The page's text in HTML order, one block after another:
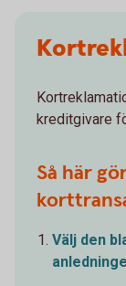
kreditgivare
Så här
Välj den